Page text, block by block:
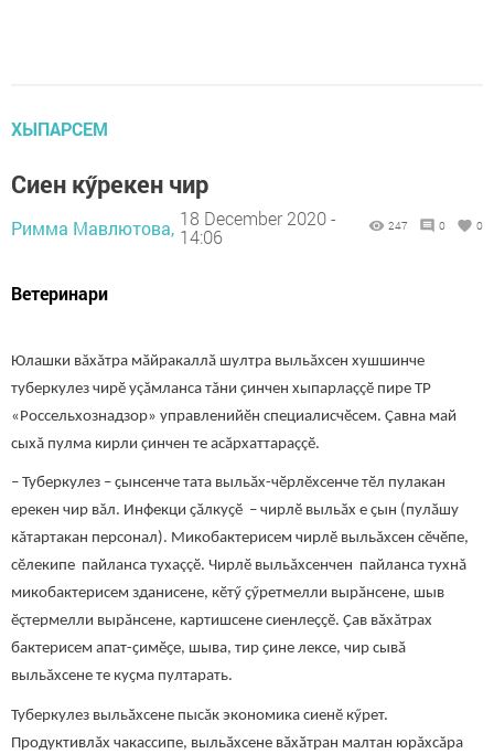
ХЫПАРСЕМ
Сиен кӳрекен чир
Римма Мавлютова, 18 December 2020 -
14:06
247 0 0
Ветеринари
Юлашки вăхăтра мӑйракаллӑ шултра выльӑхсен хушшинче
туберкулез чирӗ уçăмланса тăни çинчен хыпарлаççӗ пире ТР
«Россельхознадзор» управленийӗн специалисчӗсем. Çавна май
сыхă пулма кирли çинчен те асăрхаттараççӗ.
– Туберкулез – ҫынсенче тата выльӑх-чӗрлӗхсенче тӗл пулакан
ерекен чир вăл. Инфекци ҫӑлкуҫӗ – чирлӗ выльӑх е ҫын (пулӑшу
кăтартакан персонал). Микобактерисем чирлӗ выльăхсен сӗчӗпе,
сӗлекипе пайланса тухаççӗ. Чирлӗ выльăхсенчен пайланса тухнă
микобактерисем зданисене, кӗтӳ ҫӳретмелли вырӑнсене, шыв
ӗçтермелли вырăнсене, картишсене сиенлеҫҫӗ. Ҫав вăхăтрах
бактерисем апат-ҫимӗҫе, шыва, тир ҫине лексе, чир сывӑ
выльăхсене те куҫма пултарать.
Туберкулез выльӑхсене пысăк экономика сиенӗ кӳрет.
Продуктивлăх чакассипе, выльӑхсене вӑхӑтран малтан юрăхсăра